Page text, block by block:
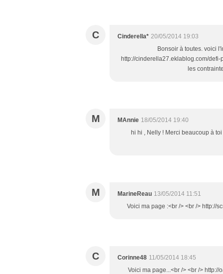
C Cinderella* 20/05/2014 19:03
Bonsoir à toutes. voici
http://cinderella27.eklablog.com/
les
M MAnnie 18/05/2014 19:40
hi hi , Nelly ! Merci beaucoup à
M MarineReau 13/05/2014 11:51
Voici ma page :<br /> <br /> http://
C Corinne48 11/05/2014 18:45
Voici ma page...<br /> <br />